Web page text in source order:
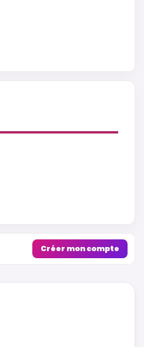
Créer mon compte